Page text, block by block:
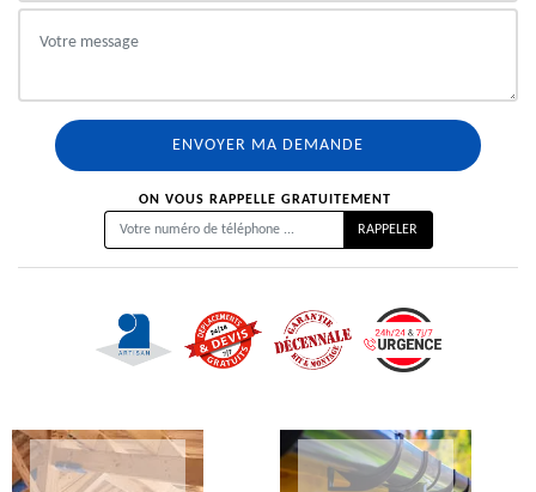
ON VOUS RAPPELLE GRATUITEMENT